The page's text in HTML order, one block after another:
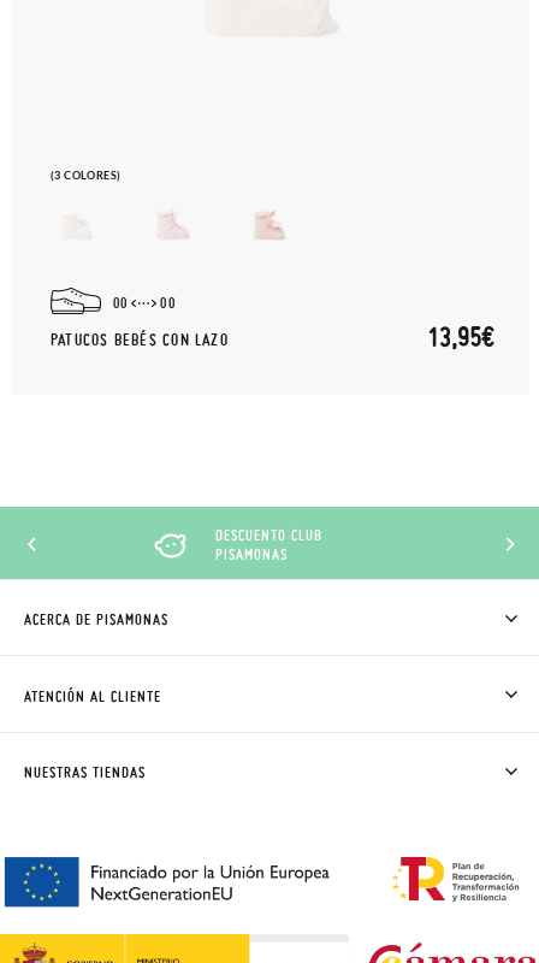
(3 COLORES)
00 00
PATUCOS BEBÉS CON LAZO 13,95€
DESCUENTO CLUB
PISAMONAS
ACERCA DE PISAMONAS
CÓMO COMPRAR
AVISO LEGAL, PRIVACIDAD Y COOKIES
REBAJAS
ATENCIÓN AL CLIENTE
PREGUNTAS FRECUENTES
NUESTRAS TIENDAS